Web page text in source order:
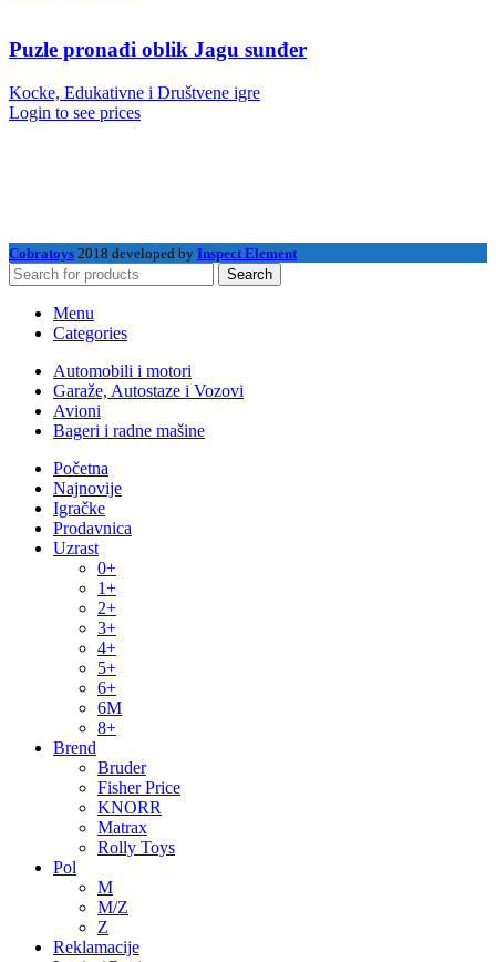
Puzle pronađi oblik Jagu sunđer
Kocke, Edukativne i Društvene igre
Login to see prices
Cobratoys 2018 developed by Inspect Element
Search
Menu
Categories
Automobili i motori
Garaže, Autostaze i Vozovi
Avioni
Bageri i radne mašine
Početna
Najnovije
Igračke
Prodavnica
Uzrast
0+
1+
2+
3+
4+
5+
6+
6M
8+
Brend
Bruder
Fisher Price
KNORR
Matrax
Rolly Toys
Pol
M
M/Z
Z
Reklamacije